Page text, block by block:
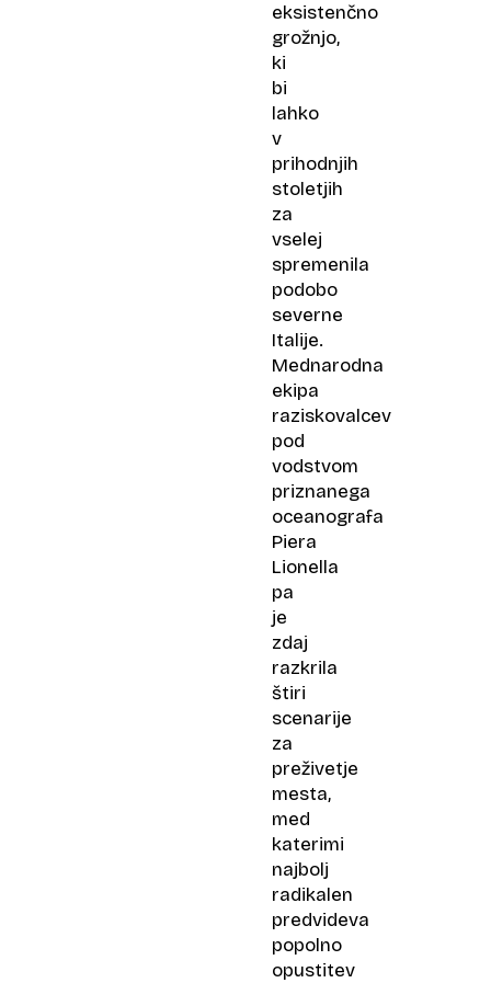
eksistenčno
grožnjo,
ki
bi
lahko
v
prihodnjih
stoletjih
za
vselej
spremenila
podobo
severne
Italije.
Mednarodna
ekipa
raziskovalcev
pod
vodstvom
priznanega
oceanografa
Piera
Lionella
pa
je
zdaj
razkrila
štiri
scenarije
za
preživetje
mesta,
med
katerimi
najbolj
radikalen
predvideva
popolno
opustitev